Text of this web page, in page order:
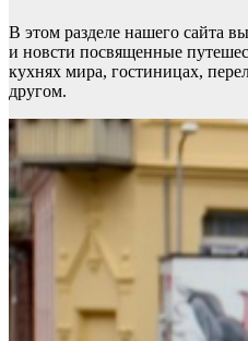
В этом разделе нашего сайта
и новсти посвященные
кухнях мира, гостиницах,
другом.